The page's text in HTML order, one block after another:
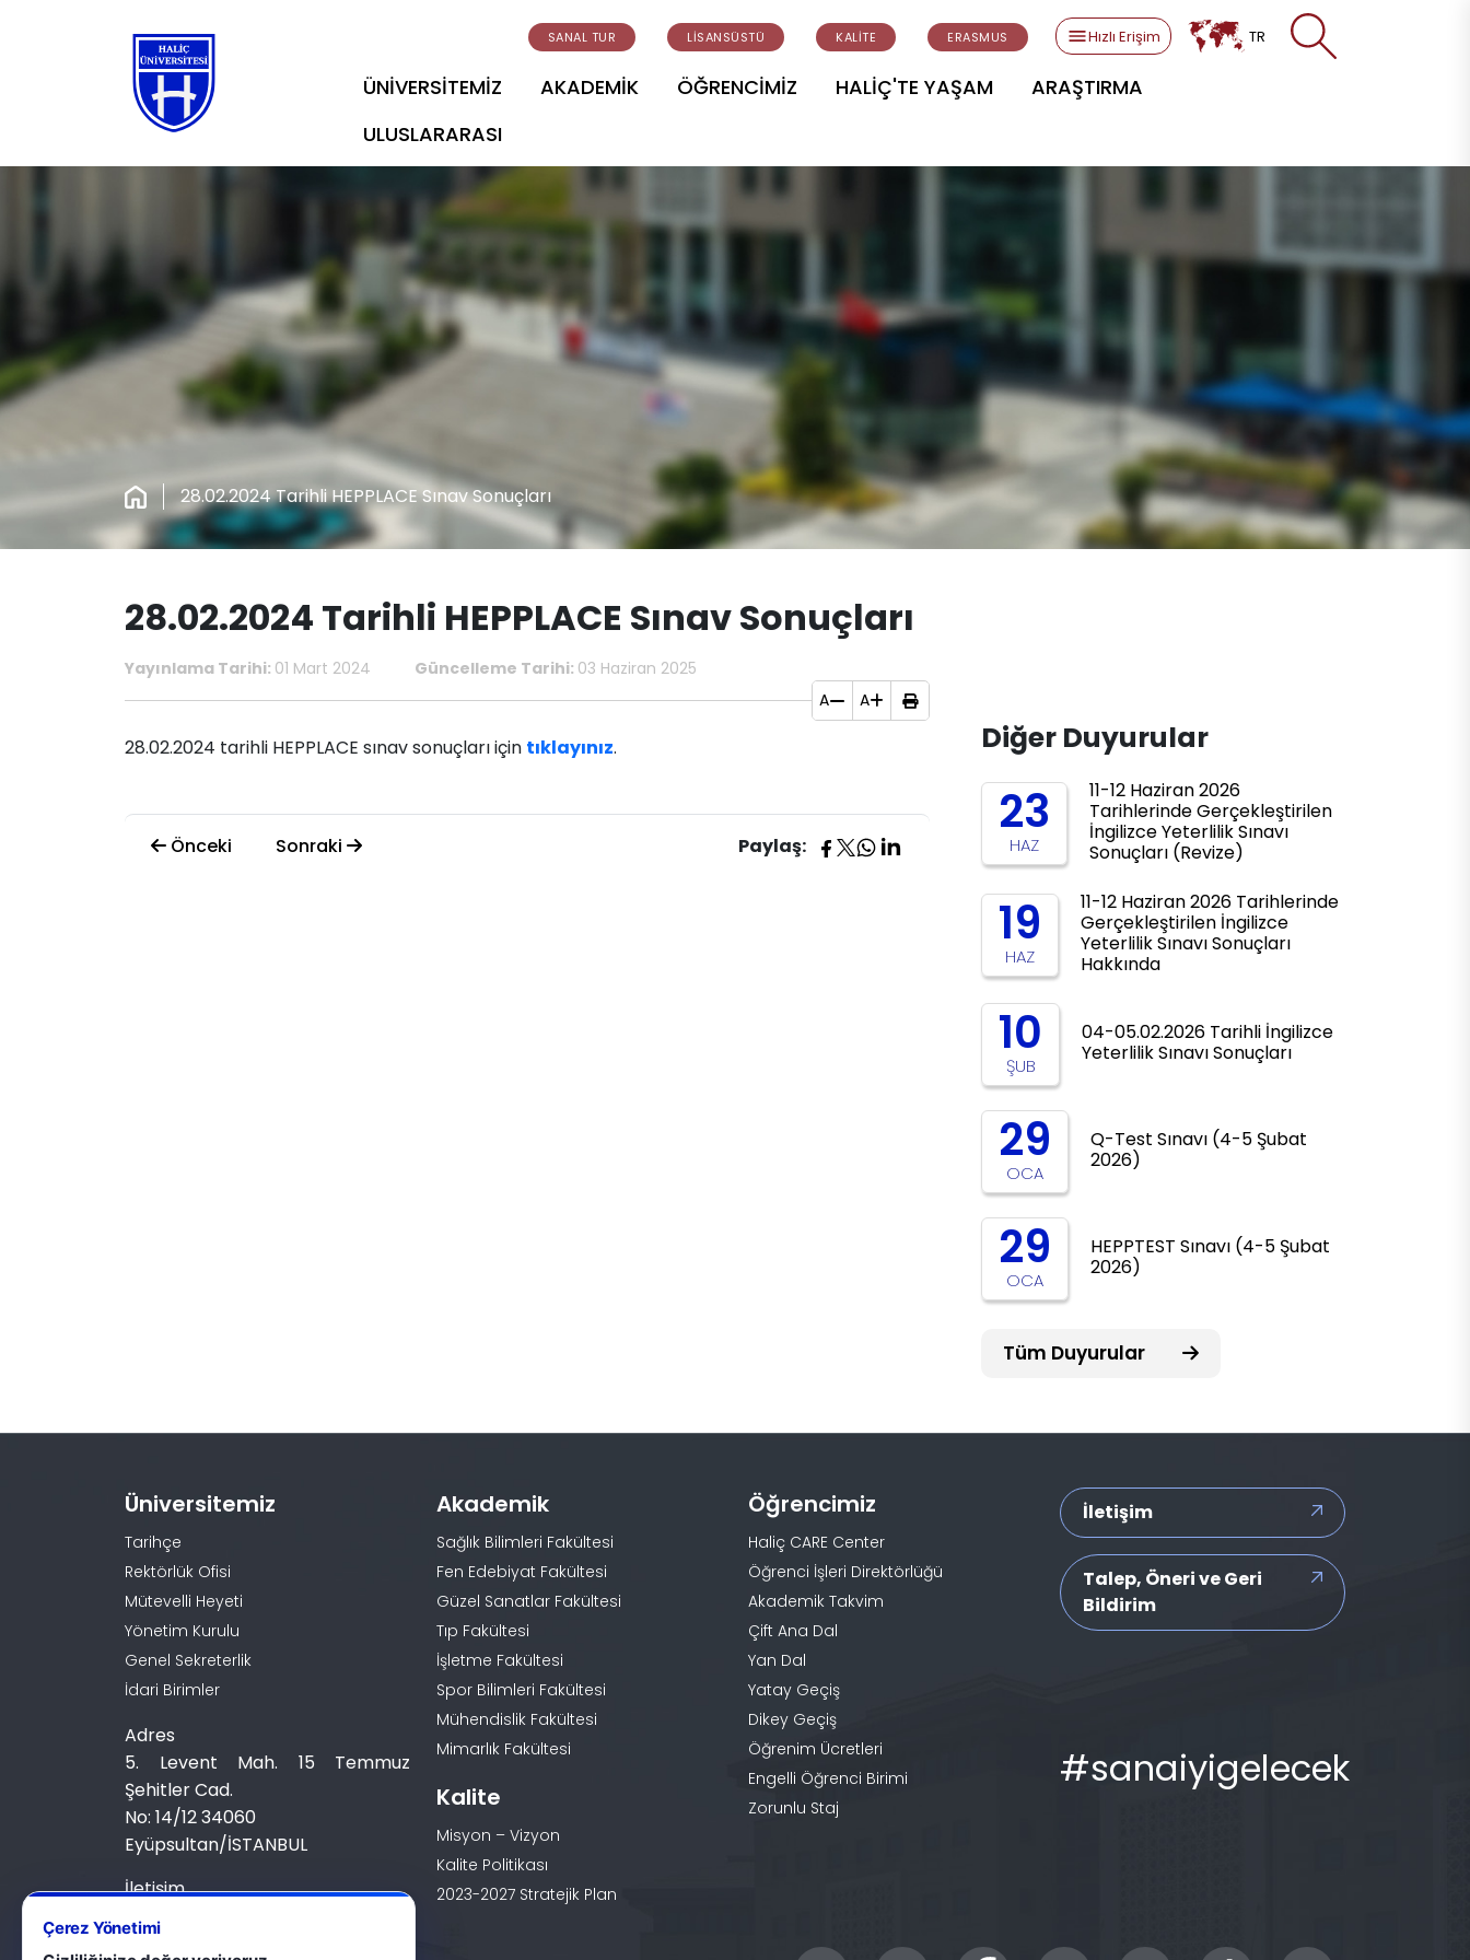
SANAL TUR LİSANSÜSTÜ KALİTE ERASMUS Hızlı Erişim TR
ÜNİVERSİTEMİZ AKADEMİK ÖĞRENCİMİZ HALİÇ'TE YAŞAM
ARAŞTIRMA
ULUSLARARASI
28.02.2024 Tarihli HEPPLACE Sınav Sonuçları
28.02.2024 Tarihli HEPPLACE Sınav Sonuçları
Yayınlama Tarihi: 01 Mart 2024 Güncelleme Tarihi: 03 Haziran 2025
A
A
28.02.2024 tarihli HEPPLACE sınav sonuçları için tıklayınız.
Önceki Sonraki Paylaş:
Diğer Duyurular
23
HAZ
11-12 Haziran 2026
Tarihlerinde Gerçekleştirilen
İngilizce Yeterlilik Sınavı
Sonuçları (Revize)
19
HAZ
11-12 Haziran 2026 Tarihlerinde
Gerçekleştirilen İngilizce
Yeterlilik Sınavı Sonuçları
Hakkında
10
ŞUB
04-05.02.2026 Tarihli İngilizce
Yeterlilik Sınavı Sonuçları
29
OCA
Q-Test Sınavı (4-5 Şubat
2026)
29
OCA
HEPPTEST Sınavı (4-5 Şubat
2026)
Tüm Duyurular
Üniversitemiz
Tarihçe
Rektörlük Ofisi
Mütevelli Heyeti
Yönetim Kurulu
Genel Sekreterlik
İdari Birimler
Adres
5. Levent Mah. 15 Temmuz
Şehitler Cad.
No: 14/12 34060
Eyüpsultan/İSTANBUL
İletişim
0 (212) 924 24 44
Akademik
Sağlık Bilimleri Fakültesi
Fen Edebiyat Fakültesi
Güzel Sanatlar Fakültesi
Tıp Fakültesi
İşletme Fakültesi
Spor Bilimleri Fakültesi
Mühendislik Fakültesi
Mimarlık Fakültesi
Kalite
Misyon – Vizyon
Kalite Politikası
2023-2027 Stratejik Plan
Öğrencimiz
Haliç CARE Center
Öğrenci İşleri Direktörlüğü
Akademik Takvim
Çift Ana Dal
Yan Dal
Yatay Geçiş
Dikey Geçiş
Öğrenim Ücretleri
Engelli Öğrenci Birimi
Zorunlu Staj
İletişim
Talep, Öneri ve Geri
Bildirim
#sanaiyigelecek
Çerez Yönetimi